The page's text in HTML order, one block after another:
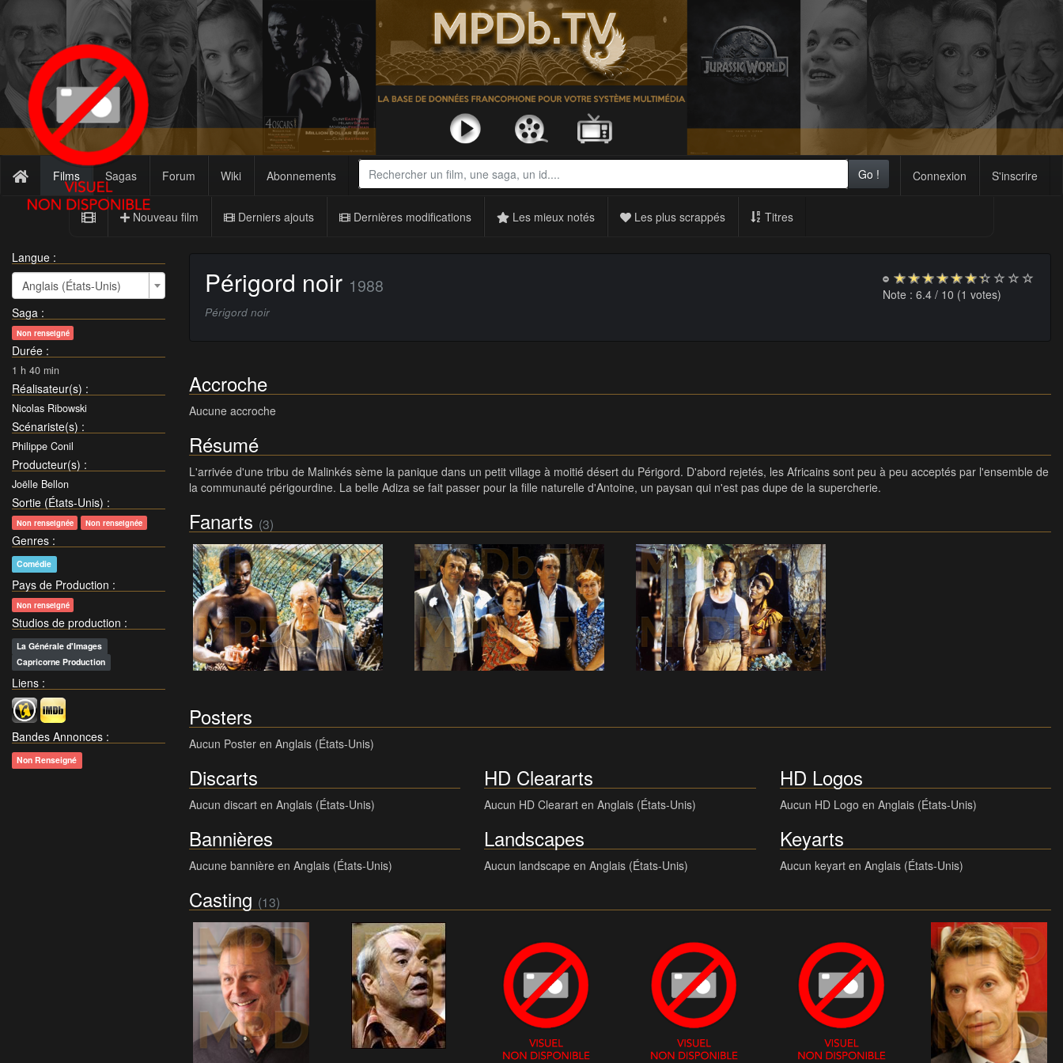
Films Sagas Forum Wiki Abonnements Connexion S'inscrire
Go !
Nouveau film Derniers ajouts Dernières modifications Les mieux notés Les plus scrappés Titres
Langue :
Anglais (États-Unis)
Saga :
Non renseigné
Durée :
1 h 40 min
Réalisateur(s) :
Nicolas Ribowski
Scénariste(s) :
Philippe Conil
Producteur(s) :
Joëlle Bellon
Sortie (États-Unis) :
Non renseignée Non renseignée
Genres :
Comédie
Pays de Production :
Non renseigné
Studios de production :
La Générale d'Images
Capricorne Production
Liens :
Bandes Annonces :
Non Renseigné
Note : 6.4 / 10 (1 votes)
Périgord noir 1988
Périgord noir
Accroche
Aucune accroche
Résumé
L'arrivée d'une tribu de Malinkés sème la panique dans un petit village à moitié désert du Périgord. D'abord rejetés, les Africains sont peu à peu acceptés par l'ensemble de
la communauté périgourdine. La belle Adiza se fait passer pour la fille naturelle d'Antoine, un paysan qui n'est pas dupe de la supercherie.
Fanarts (3)
Posters
Aucun Poster en Anglais (États-Unis)
Discarts
Aucun discart en Anglais (États-Unis)
HD Cleararts
Aucun HD Clearart en Anglais (États-Unis)
HD Logos
Aucun HD Logo en Anglais (États-Unis)
Bannières
Aucune bannière en Anglais (États-Unis)
Landscapes
Aucun landscape en Anglais (États-Unis)
Keyarts
Aucun keyart en Anglais (États-Unis)
Casting (13)